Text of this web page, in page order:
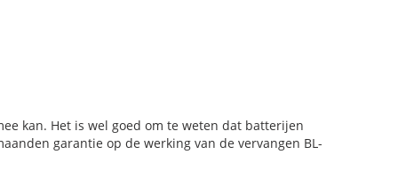
kan. Het is wel goed om te weten dat batterijen
garantie op de werking van de vervangen BL-